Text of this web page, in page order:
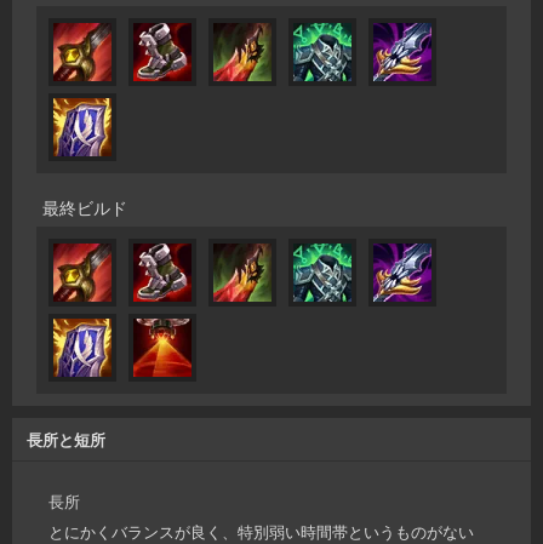
最終ビルド
長所と短所
長所
とにかくバランスが良く、特別弱い時間帯というものがない